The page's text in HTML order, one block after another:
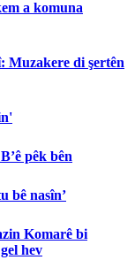
a komuna
Muzakere di şertên
pêk bên
bê nasîn’
Komarê bi
hev